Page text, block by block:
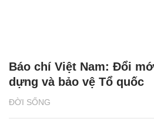
ĐỜI SỐNG
Báo chí Việt Nam: Đổi
dựng và bảo vệ Tổ quốc